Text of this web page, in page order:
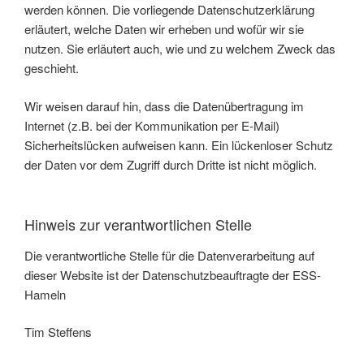
werden können. Die vorliegende Datenschutzerklärung
erläutert, welche Daten wir erheben und wofür wir sie
nutzen. Sie erläutert auch, wie und zu welchem Zweck das
geschieht.
Wir weisen darauf hin, dass die Datenübertragung im
Internet (z.B. bei der Kommunikation per E-Mail)
Sicherheitslücken aufweisen kann. Ein lückenloser Schutz
der Daten vor dem Zugriff durch Dritte ist nicht möglich.
Hinweis zur verantwortlichen Stelle
Die verantwortliche Stelle für die Datenverarbeitung auf
dieser Website ist der Datenschutzbeauftragte der ESS-
Hameln
Tim Steffens